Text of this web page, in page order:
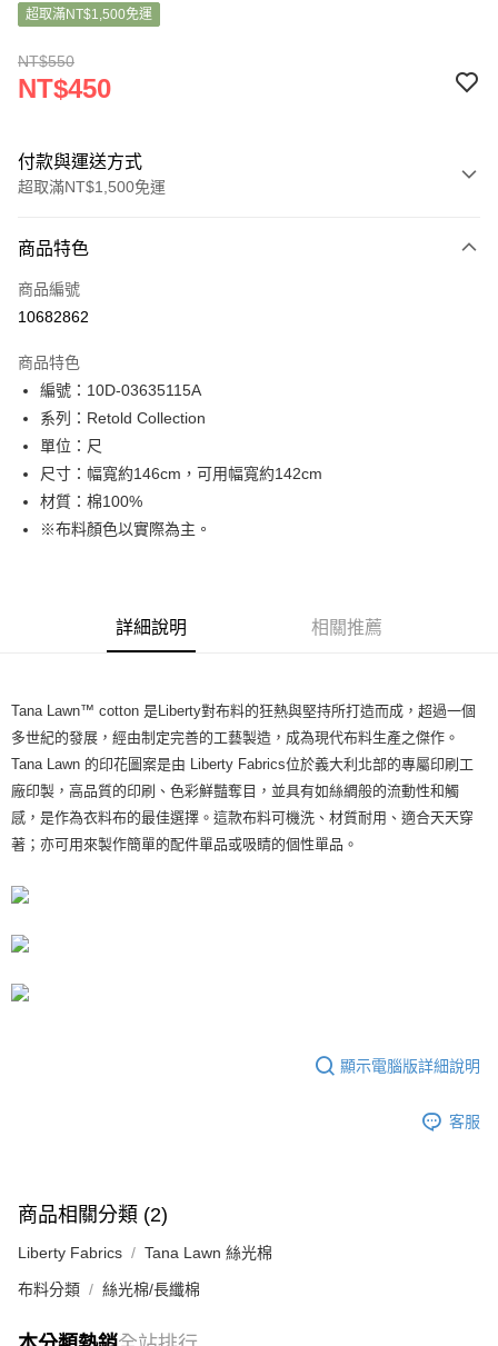
超取滿NT$1,500免運
NT$550
NT$450
付款與運送方式
超取滿NT$1,500免運
信用卡一次付款
超商取貨付款
Apple Pay
街口支付
Google Pay
大哥付你分期
相關說明
流程，驗證手機門號後，選擇欲分期的期數、繳款截止日，確認付款後即完
消。如遇「轉專審核」未通過狀況，表示未達大哥付你分期系統評分，恕無
法說明評估內容。
【繳款方式說明】
1.分期款項不併入電信帳單，「大哥付你分期」於每月結算日後寄送繳費提
醒簡訊。
2.透過簡訊連結打開帳單後，可選擇「超商條碼／台灣大直營門市／銀行轉
帳／街口支付／iPASS MONEY」等通路繳費。
用戶於交易時，得透過本服務購買商品或服務，並由商店將買賣／分期付款
2.基於同意付款使用「大哥付你分期」之契約關係目的，商店將以您的個人
3.完整用戶服務條款，請詳閱以下連結：
【關於「AFTEE先享後付」】
AFTEE先享後付是「在收到商品之後才付款」的支付方式。 讓您購物簡單
２．便利：只要手機號碼，簡訊認證，即可結帳。
３．安心：先確認商品／服務後，再付款。
【「AFTEE先享後付」結帳流程】
１．於結帳方式選擇「AFTEE先享後付」後，將跳轉至「AFTEE先享後付」
結帳頁面，進行簡訊認證並確認金額後，即可完成結帳。
２．訂單成立數日內，您將收到繳費通知簡訊。
３．收到繳費通知簡訊後14天內，點擊此簡訊中的連結，可透過四大超商／
※ 請注意：結帳手續完成當下不需立刻繳費，但若您需要取消訂單，請聯絡
※ 交易是否成功請以「AFTEE先享後付 」之結帳頁面顯示為準，若有關於
客戶支援中心」
易，需依本服務之必要範圍內提供個人資料，並將交易相關給付款項請求債
４．使用「AFTEE先享後付」時，將依據個別帳號之用戶狀況，依本公司即
時審查核予不同之上限額度；若仍有額度不足之情形，本公司將視審查結果
請求用戶進行身份認證。
恩沛科技股份有限公司將有權停止該用戶之使用額度並採取法律行動。
全家取貨付款
每筆NT$65，滿NT$1,500(含以上)免運費
7-11取貨付款
每筆NT$65，滿NT$1,500(含以上)免運費
每筆NT$150，滿NT$1,500(含以上)免運費
離島宅配
每筆NT$240
商品特色
商品編號
10682862
商品特色
編號：10D-03635115A
系列：Retold Collection
單位：尺
尺寸：幅寬約146cm，可用幅寬約142cm
材質：棉100%
※布料顏色以實際為主。
詳細說明 相關推薦
Tana Lawn™ cotton 是Liberty對布料的狂熱與堅持所打造而成，超過一個
多世紀的發展，經由制定完善的工藝製造，成為現代布料生產之傑作。
Tana Lawn 的印花圖案是由 Liberty Fabrics位於義大利北部的專屬印刷工
廠印製，高品質的印刷、色彩鮮豔奪目，並具有如絲綢般的流動性和觸
感，是作為衣料布的最佳選擇。這款布料可機洗、材質耐用、適合天天穿
著；亦可用來製作簡單的配件單品或吸睛的個性單品。
顯示電腦版詳細說明
客服
商品相關分類 (2)
Liberty Fabrics Tana Lawn 絲光棉
布料分類 絲光棉/長纖棉